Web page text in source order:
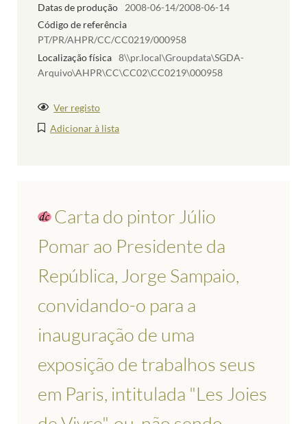
Datas de produção
2008-06-14/2008-06-14
Código de referência
PT/PR/AHPR/CC/CC0219/000958
Localização física 8\\pr.local\Groupdata\SGDA-
Arquivo\AHPR\CC\CC02\CC0219\000958
Ver registo
Adicionar à lista
Carta do pintor Júlio
Pomar ao Presidente da
República, Jorge Sampaio,
convidando-o para a
inauguração de uma
exposição de trabalhos seus
em Paris, intitulada "Les Joies